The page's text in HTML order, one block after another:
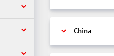
China